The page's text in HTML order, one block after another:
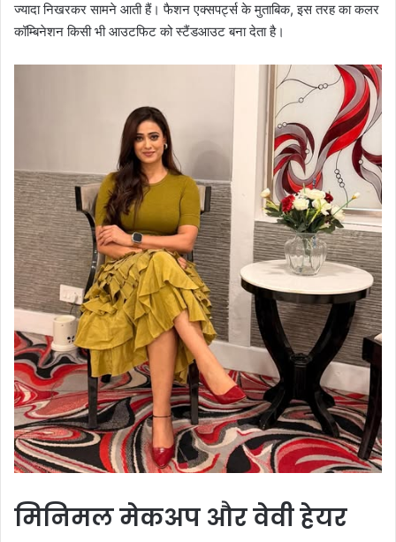
ज्यादा निखरकर सामने आती हैं। फैशन एक्सपर्ट्स के मुताबिक, इस तरह का कलर
कॉम्बिनेशन किसी भी आउटफिट को स्टैंडआउट बना देता है।
मिनिमल मेकअप और वेवी हेयर